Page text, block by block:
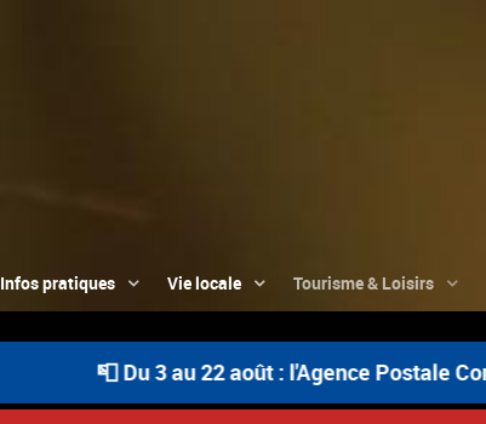
Infos pratiques Vie locale Tourisme & Loisirs
📮 Du 3 au 22 août : l'Agence Postale